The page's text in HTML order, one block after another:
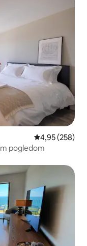
Prosječna
4,95 (258)
pogledom